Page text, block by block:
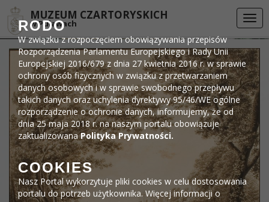
DEKLARACJA DOSTĘPNOŚCI
MUZEUM CZARTORYSKICH
w Puławach
RODO
W związku z rozpoczęciem obowiązywania przepisów
Rozporządzenia Parlamentu Europejskiego i Rady Unii
Europejskiej 2016/679 z dnia 27 kwietnia 2016 r. w sprawie
ochrony osób fizycznych w związku z przetwarzaniem
danych osobowych i w sprawie swobodnego przepływu
takich danych oraz uchylenia dyrektywy 95/46/WE ogólne
rozporządzenie o ochronie danych, informujemy, że od
dnia 25 maja 2018 r. na naszym portalu obowiązuje
zaktualizowanaPolityka Prywatności.
COOKIES
Nasz Portal wykorzytuje pliki cookies w celu dostosowania
portalu do potrzeb użytkownika. Więcej informacji o